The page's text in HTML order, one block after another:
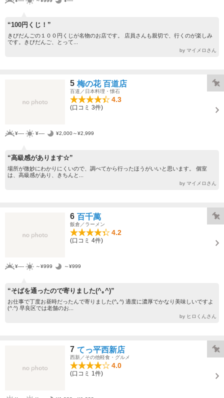
“100円くじ！”
きびだんごの１００円くじが名物のお店です。 店員さんも親切で、行くのが楽しみ
です。きびだんご、とって...
by マイメロさん
5 梅の花 百道店
百道／日本料理・懐石
4.3
(口コミ 3件)
¥---- ¥---- ¥2,000～¥2,999
“高級感があります☆”
場所が微妙にわかりにくいので、調べてから行ったほうがいいと思います。 個室
は、高級感があり、きちんと...
by マイメロさん
6 百千萬
飯倉／ラーメン
4.2
(口コミ 4件)
¥---- ～¥999 ～¥999
“そばを通ったので寄りました(^｡^)”
お仕事で丁度お昼時だったんで寄りました(^｡^) 適度に濃厚でかなり美味しいですよ
(^.^) 早良区では老舗のお...
by ヒロくんさん
7 てっ平西新店
西新／その他軽食・グルメ
4.0
(口コミ 1件)